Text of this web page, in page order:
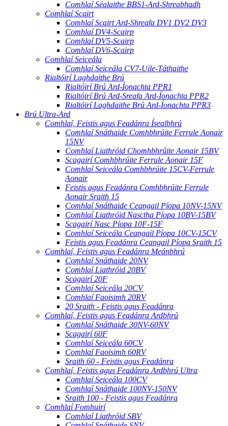
Comhlaí Séalaithe BBS1-Ard-Shreabhadh
Comhlaí Scairt
Comhlaí Scairt Ard-Shreafa DV1 DV2 DV3
Comhlaí DV4-Scairp
Comhlaí DV5-Scairp
Comhlaí DV6-Scairp
Comhlaí Seiceála
Comhlaí Seiceála CV7-Uile-Táthaithe
Rialtóirí Laghdaithe Brú
Rialtóirí Brú Ard-Íonachta PPR1
Rialtóirí Brú Ard-Sreafa Ard-Íonachta PPR2
Rialtóirí Laghdaithe Brú Ard-Íonachta PPR3
Brú Ultra-Ard
Comhlaí, Feistis agus Feadánra Ísealbhrú
Comhlaí Snáthaide Comhbhrúite Ferrule Aonair
15NV
Comhlaí Liathróid Chomhbhrúite Aonair 15BV
Scagairí Comhbhrúite Ferrule Aonair 15F
Comhlaí Seiceála Comhbhrúite 15CV-Ferrule
Aonair
Feistis agus Feadánra Comhbhrúite Ferrule
Aonair Sraith 15
Comhlaí Snáthaide Ceangail Píopa 10NV-15NV
Comhlaí Liathróid Nasctha Píopa 10BV-15BV
Scagairí Nasc Píopa 10F-15F
Comhlaí Seiceála Ceangail Píopa 10CV-15CV
Feistis agus Feadánra Ceangail Píopa Sraith 15
Comhlaí, Feistis agus Feadánra Meánbhrú
Comhlaí Snáthaide 20NV
Comhlaí Liathróid 20BV
Scagairí 20F
Comhlaí Seiceála 20CV
Comhlaí Faoisimh 20RV
20 Sraith - Feistis agus Feadánra
Comhlaí, Feistis agus Feadánra Ardbhrú
Comhlaí Snáthaide 30NV-60NV
Scagairí 60F
Comhlaí Seiceála 60CV
Comhlaí Faoisimh 60RV
Sraith 60 - Feistis agus Feadánra
Comhlaí, Feistis agus Feadánra Ardbhrú Ultra
Comhlaí Seiceála 100CV
Comhlaí Snáthaide 100NV-150NV
Sraith 100 - Feistis agus Feadánra
Comhlaí Fomhuirí
Comhlaí Liathróid SBV